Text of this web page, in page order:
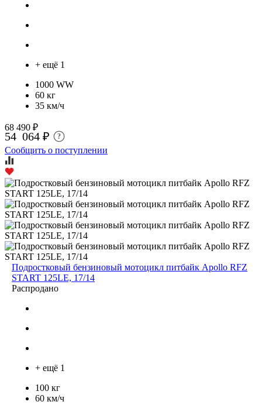
+ ещё 1
1000 WW
60 кг
35 км/ч
68 490 ₽
54 064 ₽ ?
Сообщить о поступлении
Подростковый бензиновый мотоцикл питбайк Apollo RFZ
START 125LE, 17/14
Распродано
+ ещё 1
100 кг
60 км/ч